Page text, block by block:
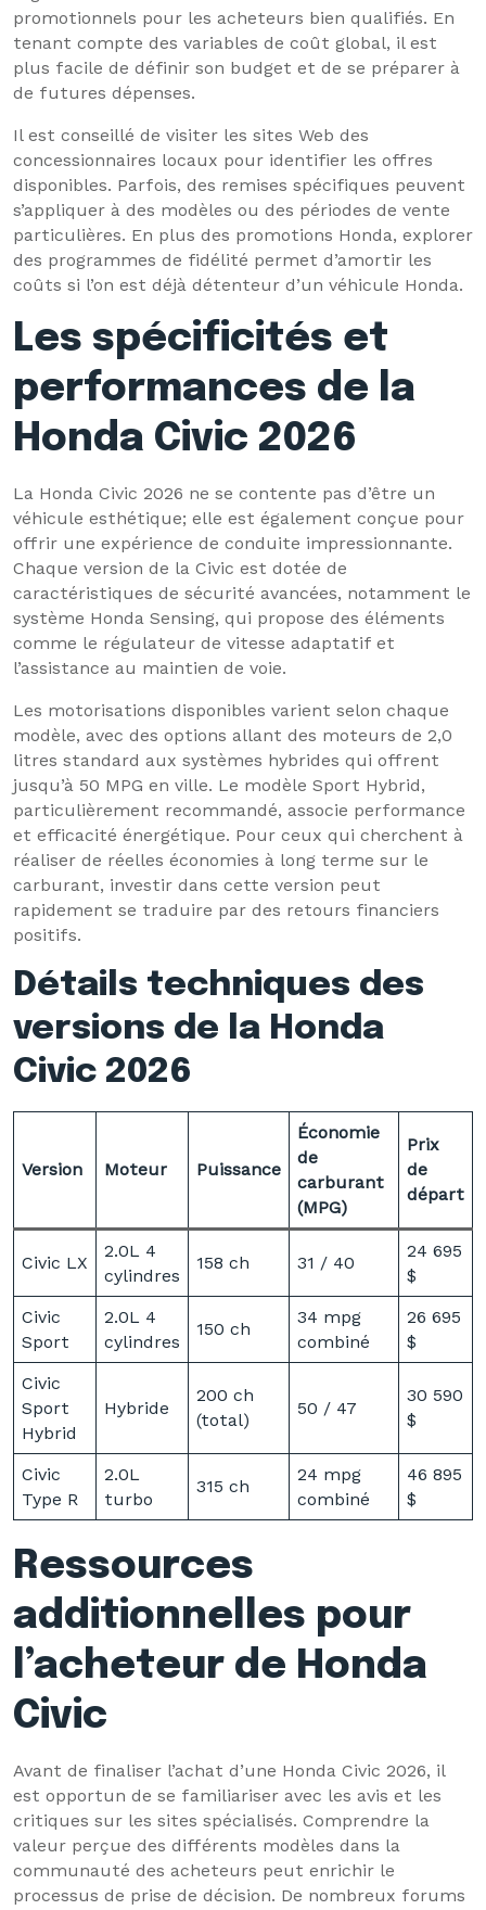
promotionnels pour les acheteurs bien qualifiés. En
tenant compte des variables de coût global, il est
plus facile de définir son budget et de se préparer à
de futures dépenses.
Il est conseillé de visiter les sites Web des
concessionnaires locaux pour identifier les offres
disponibles. Parfois, des remises spécifiques peuvent
s’appliquer à des modèles ou des périodes de vente
particulières. En plus des promotions Honda, explorer
des programmes de fidélité permet d’amortir les
coûts si l’on est déjà détenteur d’un véhicule Honda.
Les spécificités et
performances de la
Honda Civic 2026
La Honda Civic 2026 ne se contente pas d’être un
véhicule esthétique; elle est également conçue pour
offrir une expérience de conduite impressionnante.
Chaque version de la Civic est dotée de
caractéristiques de sécurité avancées, notamment le
système Honda Sensing, qui propose des éléments
comme le régulateur de vitesse adaptatif et
l’assistance au maintien de voie.
Les motorisations disponibles varient selon chaque
modèle, avec des options allant des moteurs de 2,0
litres standard aux systèmes hybrides qui offrent
jusqu’à 50 MPG en ville. Le modèle Sport Hybrid,
particulièrement recommandé, associe performance
et efficacité énergétique. Pour ceux qui cherchent à
réaliser de réelles économies à long terme sur le
carburant, investir dans cette version peut
rapidement se traduire par des retours financiers
positifs.
Détails techniques des
versions de la Honda
Civic 2026
Version Moteur Puissance
Économie
de
carburant
(MPG)
Prix
de
départ
Civic LX
2.0L 4
cylindres
158 ch 31 / 40
24 695
$
Civic
Sport
2.0L 4
cylindres
150 ch
34 mpg
combiné
26 695
$
Civic
Sport
Hybrid
Hybride
200 ch
(total)
50 / 47
30 590
$
Civic
Type R
2.0L
turbo
315 ch
24 mpg
combiné
46 895
$
Ressources
additionnelles pour
l’acheteur de Honda
Civic
Avant de finaliser l’achat d’une Honda Civic 2026, il
est opportun de se familiariser avec les avis et les
critiques sur les sites spécialisés. Comprendre la
valeur perçue des différents modèles dans la
communauté des acheteurs peut enrichir le
processus de prise de décision. De nombreux forums